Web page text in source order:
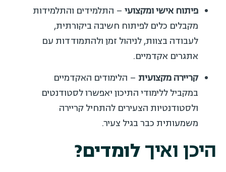
פיתוח אישי ומקצועי – התלמידים והתלמידות
מקבלים כלים לפיתוח חשיבה ביקורתית,
לעבודה בצוות, לניהול זמן ולהתמודדות עם
אתגרים אקדמיים.
קריירה מקצועית – הלימודים האקדמיים
במקביל ללימודי התיכון יאפשרו לסטודנטים
ולסטודנטיות הצעירים להתחיל קריירה
משמעותית כבר בגיל צעיר.
היכן ואיךלומדים?